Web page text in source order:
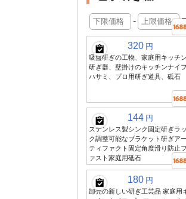
-
320 円
吸盤研ぎの工物、家庭用キッチン
研ぎ器、壁掛けのキッチンナイフ
ハサミ、プロ用研ぎ道具、砥石
144 円
ステンレス製シンク固定研ぎラッ
ク調整可能なブラケット研ぎアー
ティファクト固定角度滑り防止フ
ァスト家庭用砥石
180 円
卸売の新しい研ぎ工芸品 家庭用